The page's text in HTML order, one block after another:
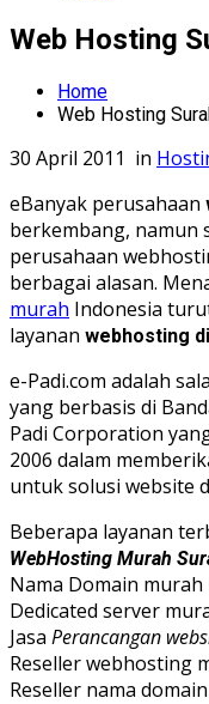
Web Hosting
Home
Web Hosting
30 April 2011 in
eBanyak perusahaan
berkembang, namun
perusahaan
berbagai alasan.
murah Indonesia
layanan webhosting
e-Padi.com adalah
yang berbasis di
Padi Corporation
2006 dalam
untuk solusi website
Beberapa layanan
WebHosting Murah
Nama Domain murah
Dedicated server
Jasa Perancangan
Reseller webhosting
Reseller nama